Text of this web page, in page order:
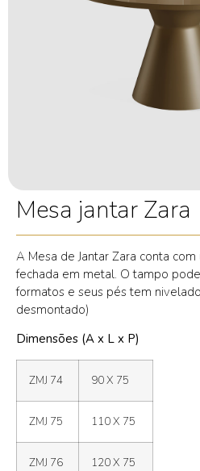
Mesa jantar Zara
A Mesa de Jantar Zara conta
fechada em metal. O tampo
formatos e seus pés tem
desmontado)
Dimensões (A x L x P)
ZMJ 74 90 X 75
ZMJ 75 110 X 75
ZMJ 76 120 X 75